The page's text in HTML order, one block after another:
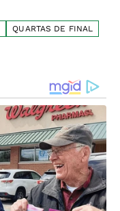
QUARTAS DE FINAL